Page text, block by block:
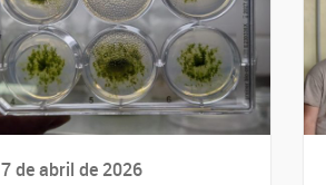
7 de abril de 2026